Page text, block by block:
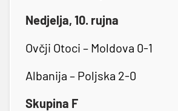
Nedjelja, 10. rujna
Ovčji Otoci – Moldova 0-1
Albanija – Poljska 2-0
Skupina F